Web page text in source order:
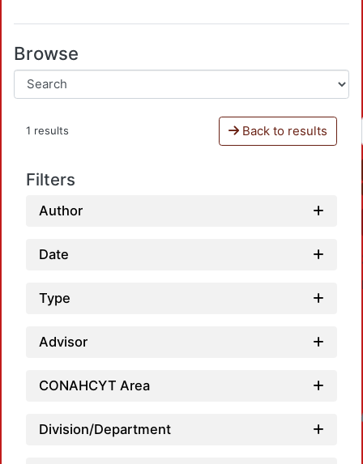
Browse
1 results Back to results
Filters
Author
Date
Type
Advisor
CONAHCYT Area
Division/Department